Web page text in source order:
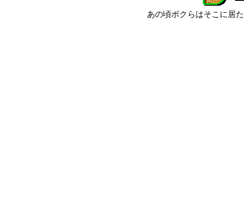
あの頃ボクらはそこに居